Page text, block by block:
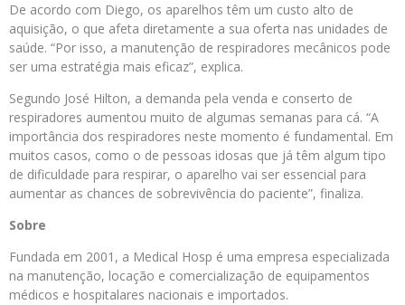
De acordo com Diego, os aparelhos têm um custo alto de
aquisição, o que afeta diretamente a sua oferta nas unidades de
saúde. “Por isso, a manutenção de respiradores mecânicos pode
ser uma estratégia mais eficaz”, explica.
Segundo José Hilton, a demanda pela venda e conserto de
respiradores aumentou muito de algumas semanas para cá. “A
importância dos respiradores neste momento é fundamental. Em
muitos casos, como o de pessoas idosas que já têm algum tipo
de dificuldade para respirar, o aparelho vai ser essencial para
aumentar as chances de sobrevivência do paciente”, finaliza.
Sobre
Fundada em 2001, a Medical Hosp é uma empresa especializada
na manutenção, locação e comercialização de equipamentos
médicos e hospitalares nacionais e importados.